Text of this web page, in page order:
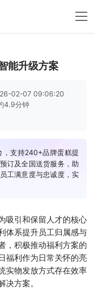
能升级方案
02-07 09:06:20
4.9分钟
，支持240+品牌蛋糕提
订及全国送货服务，助
工满意度与忠诚度，实
吸引和保留人才的核心
体系提升员工归属感与
，积极推动福利方案的
福利作为日常关怀的亮
实物发放方式存在效率
方案。